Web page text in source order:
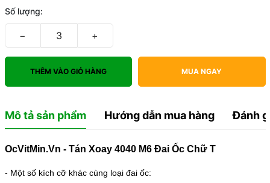
Số lượng:
− +
THÊM VÀO GIỎ HÀNG MUA NGAY
Mô tả sản phẩm Hướng dẫn mua hàng Đánh
OcVitMin.Vn - Tán Xoay 4040 M6 Đai Ốc Chữ T
- Một số kích cỡ khác cùng loại đai ốc: